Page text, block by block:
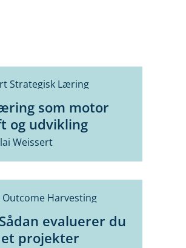
som motor
og udvikling
Weissert
evaluerer du
projekter